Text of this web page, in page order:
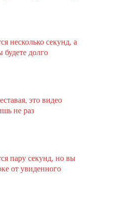
несколько секунд, а
будете долго
это видео
не раз
пару секунд, но вы
от увиденного